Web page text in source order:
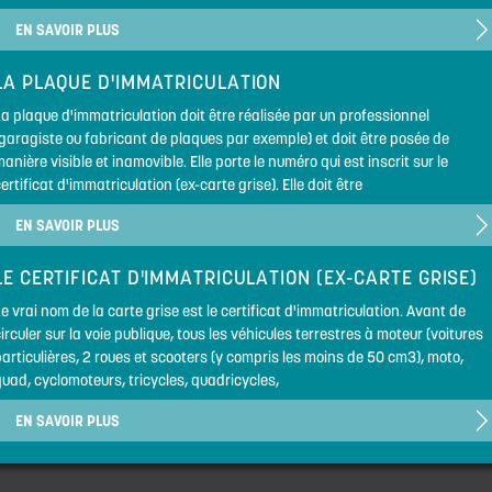
EN SAVOIR PLUS
PLAQUE D'IMMATRICULATION
plaque d'immatriculation doit être réalisée par un professionnel
ou fabricant de plaques par exemple) et doit être posée de
visible et inamovible. Elle porte le numéro qui est inscrit sur le
d'immatriculation (ex-carte grise). Elle doit être
EN SAVOIR PLUS
CERTIFICAT D'IMMATRICULATION (EX-CARTE GRISE)
vrai nom de la carte grise est le certificat d'immatriculation. Avant de
sur la voie publique, tous les véhicules terrestres à moteur (voitures
2 roues et scooters (y compris les moins de 50 cm3), moto,
cyclomoteurs, tricycles, quadricycles,
EN SAVOIR PLUS